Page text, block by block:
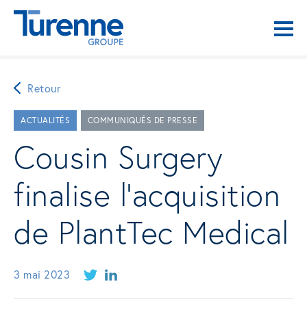
Retour
ACTUALITÉS COMMUNIQUÉS DE PRESSE
Cousin Surgery
finalise l’acquisition
de PlantTec Medical
3 mai 2023